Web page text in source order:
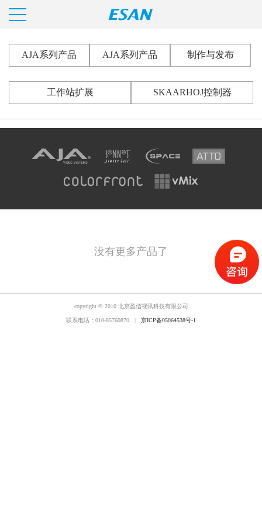
AJA系列产品 AJA系列产品 制作与发布
工作站扩展 SKAARHOJ控制器
没有更多产品了
copyright © 2010 北京盈信视讯科技有限公司
联系电话：010-85760870 | 京ICP备05064538号-1